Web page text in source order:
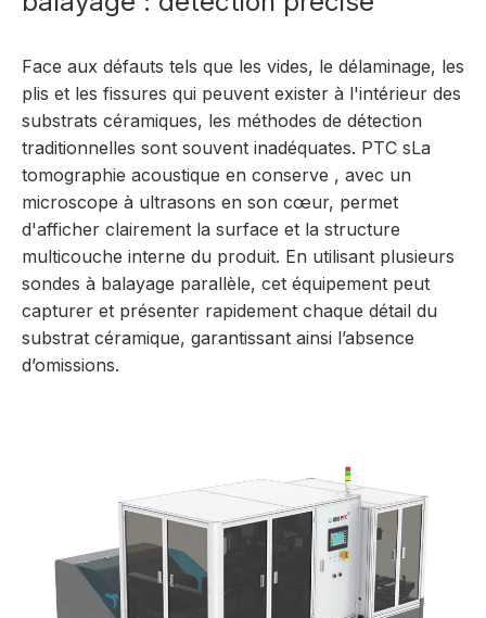
Face aux défauts tels que les vides, le délaminage, les
plis et les fissures qui peuvent exister à l'intérieur des
substrats céramiques, les méthodes de détection
traditionnelles sont souvent inadéquates. PTC sLa
tomographie acoustique en conserve , avec un
microscope à ultrasons en son cœur, permet
d'afficher clairement la surface et la structure
multicouche interne du produit. En utilisant plusieurs
sondes à balayage parallèle, cet équipement peut
capturer et présenter rapidement chaque détail du
substrat céramique, garantissant ainsi l’absence
d’omissions.